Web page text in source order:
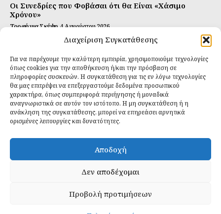
Διαχείριση Συγκατάθεσης
Για να παρέχουμε την καλύτερη εμπειρία, χρησιμοποιούμε τεχνολογίες
όπως cookies για την αποθήκευση ή/και την πρόσβαση σε
πληροφορίες συσκευών. Η συγκατάθεση για τις εν λόγω τεχνολογίες
θα μας επιτρέψει να επεξεργαστούμε δεδομένα προσωπικού
χαρακτήρα, όπως συμπεριφορά περιήγησης ή μοναδικά
αναγνωριστικά σε αυτόν τον ιστότοπο. Η μη συγκατάθεση ή η
ανάκληση της συγκατάθεσης, μπορεί να επηρεάσει αρνητικά
ορισμένες λειτουργίες και δυνατότητες.
Αποδοχή
Δεν αποδέχομαι
Προβολή προτιμήσεων
Οι Συνεδρίες που Φοβάσαι ότι θα Είναι «Χάσιμο
Χρόνου»
Τροφή για Σκέψη 4 Αυγούστου 2026
Αυτή Είναι η Συνταγή για Τέλεια Κομπούτσα
Ιδανικές Τροφές 26 Ιουλίου 2026
Εγγραφείτε
ΕΓΓΡΑΦΉ
Έχω διαβάσει και δέχομαι τηνπολιτική απορρήτου